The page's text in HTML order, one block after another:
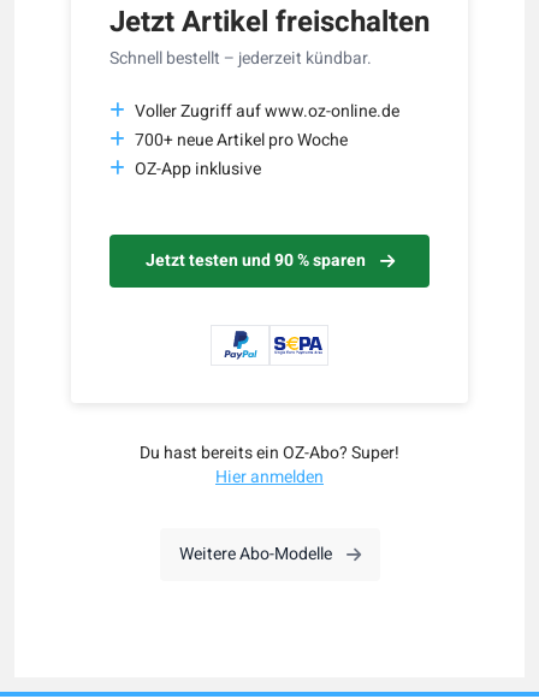
Jetzt Artikel freischalten
Schnell bestellt – jederzeit kündbar.
Voller Zugriff auf www.oz-online.de
700+ neue Artikel pro Woche
OZ-App inklusive
Jetzt testen und 90 % sparen
Du hast bereits ein OZ-Abo? Super!
Hier anmelden
Weitere Abo-Modelle